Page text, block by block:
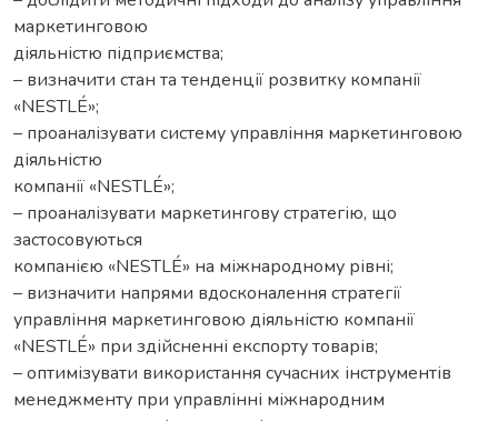
маркетинговою
діяльністю підприємства;
– визначити стан та тенденції розвитку компанії
«NESTLÉ»;
– проаналізувати систему управління маркетинговою
діяльністю
компанії «NESTLÉ»;
– проаналізувати маркетингову стратегію, що
застосовуються
компанією «NESTLÉ» на міжнародному рівні;
– визначити напрями вдосконалення стратегії
управління маркетинговою діяльністю компанії
«NESTLÉ» при здійсненні експорту товарів;
– оптимізувати використання сучасних інструментів
менеджменту при управлінні міжнародним